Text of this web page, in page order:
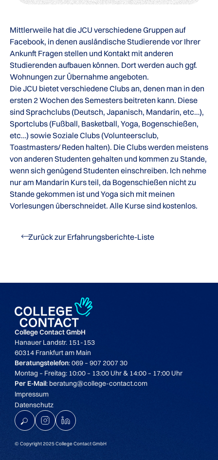
Mittlerweile hat die JCU verschiedene Gruppen auf
Facebook, in denen ausländische Studierende vor Ihrer
Ankunft Fragen stellen und Kontakt mit anderen
Studierenden aufbauen können. Dort werden auch ggf.
Wohnungen zur Übernahme angeboten.
Die JCU bietet verschiedene Clubs an, denen man in den
ersten 2 Wochen des Semesters beitreten kann. Diese
sind Sprachclubs (Deutsch, Japanisch, Mandarin, etc…),
Sportclubs (Fußball, Basketball, Yoga, Bogenschießen,
etc…) sowie Soziale Clubs (Volunteersclub,
Toastmasters/ Reden halten). Die Clubs werden meistens
von anderen Studenten gehalten und kommen zu Stande,
wenn sich genügend Studenten einschreiben. Ich nehme
nur am Mandarin Kurs teil, da Bogenschießen nicht zu
Stande gekommen ist und Yoga sich mit meinen
Vorlesungen überschneidet. Alle Kurse sind kostenlos.
Zurück zur Erfahrungsberichte-Liste
College Contact GmbH
Hanauer Landstr. 151-153
60314 Frankfurt am Main
Beratungstelefon: 069 – 907 2007 30
Montag – Freitag: 10:00 – 13:00 Uhr & 14:00 – 17:00 Uhr
Per E-Mail: beratung@college-contact.com
Impressum
Datenschutz
© Copyright 2025 College Contact GmbH